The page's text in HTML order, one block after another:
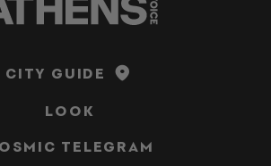
CITY GUIDE
LOOK
TELEGRAM